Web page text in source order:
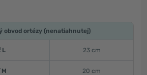
obvod ortézy (nenatiahnutej)
L 23 cm
20 cm